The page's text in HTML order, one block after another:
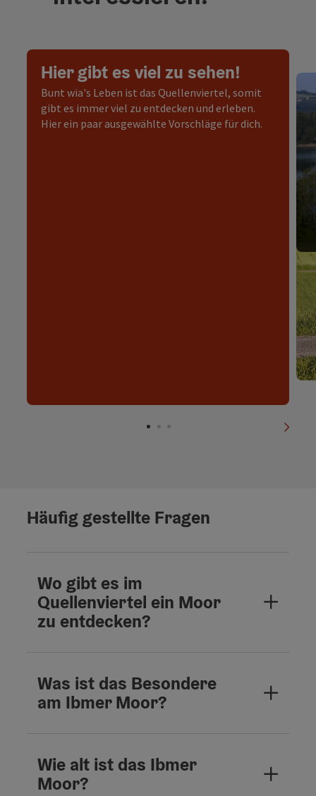
Hier gibt es viel zu sehen!
Bunt wia's Leben ist das Quellenviertel, somit
gibt es immer viel zu entdecken und erleben.
Hier ein paar ausgewählte Vorschläge für dich.
Häufig gestellte Fragen
Wo gibt es im
Quellenviertel ein Moor
zu entdecken?
Was ist das Besondere
am Ibmer Moor?
Wie alt ist das Ibmer
Moor?